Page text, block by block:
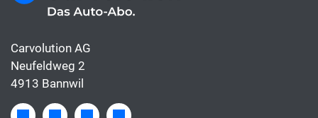
Carvolution AG
Neufeldweg 2
4913 Bannwil